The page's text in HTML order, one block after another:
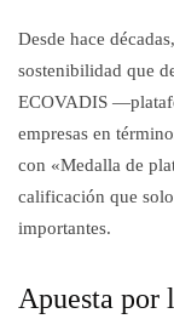
Desde hace décadas,
sostenibilidad que
ECOVADIS
empresas en
con «Medalla de
calificación que
importantes.
Apuesta por